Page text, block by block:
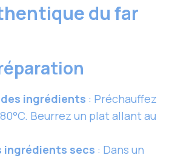
du far
ingrédients : Préchauffez
Beurrez un plat allant au
ingrédients secs : Dans un